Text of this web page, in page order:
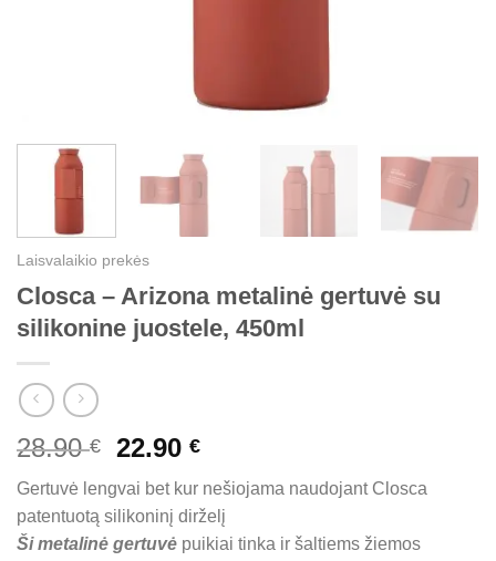
Laisvalaikio prekės
Closca – Arizona metalinė gertuvė su
silikonine juostele, 450ml
28.90€
Original
price
was:
28.90 €.
22.90€Current
price
is:
22.90 €.
Gertuvė lengvai bet kur nešiojama naudojant Closca
patentuotą silikoninį dirželį
Ši metalinė gertuvė puikiai tinka ir šaltiems žiemos